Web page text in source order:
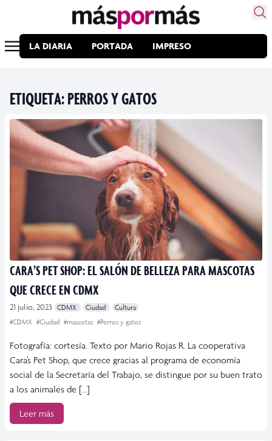
LA DIARIA PORTADA IMPRESO
ETIQUETA:PERROS Y GATOS
CARA’S PET SHOP: EL SALÓN DE BELLEZA PARA MASCOTAS
QUE CRECE EN CDMX
21 julio, 2023 CDMX Ciudad
Cultura
#CDMX #Ciudad #mascotas #Perros y gatos
Fotografía: cortesía. Texto por Mario Rojas R. La cooperativa
Cara’s Pet Shop, que crece gracias al programa de economía
social de la Secretaría del Trabajo, se distingue por su buen trato
a los animales de […]
Leer más